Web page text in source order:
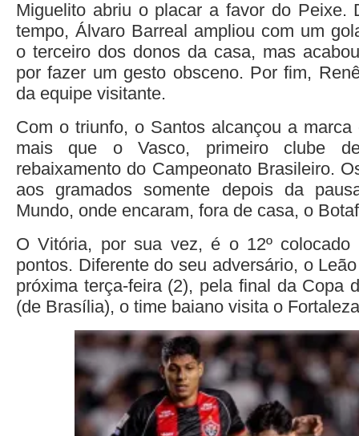
Miguelito abriu o placar a favor do Peixe.
tempo, Álvaro Barreal ampliou com um
o terceiro dos donos da casa, mas
por fazer um gesto obsceno. Por fim,
da equipe visitante.
Com o triunfo, o Santos alcançou a
mais que o Vasco, primeiro clube
rebaixamento do Campeonato Brasileiro.
aos gramados somente depois da
Mundo, onde encaram, fora de casa, o
O Vitória, por sua vez, é o 12º colocado
pontos. Diferente do seu adversário, o
próxima terça-feira (2), pela final da Copa
(de Brasília), o time baiano visita o